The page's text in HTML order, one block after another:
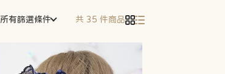
所有篩選條件 共 35 件商品